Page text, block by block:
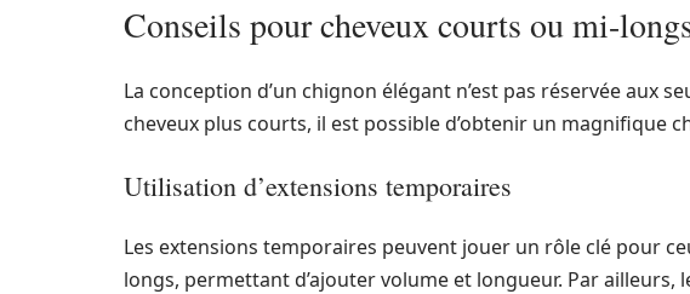
Conseils pour cheveux courts ou mi-
La conception d’un chignon élégant n’est pas réservée aux
cheveux plus courts, il est possible d’obtenir un magnifique
Utilisation d’extensions temporaires
Les extensions temporaires peuvent jouer un rôle clé pour
longs, permettant d’ajouter volume et longueur. Par